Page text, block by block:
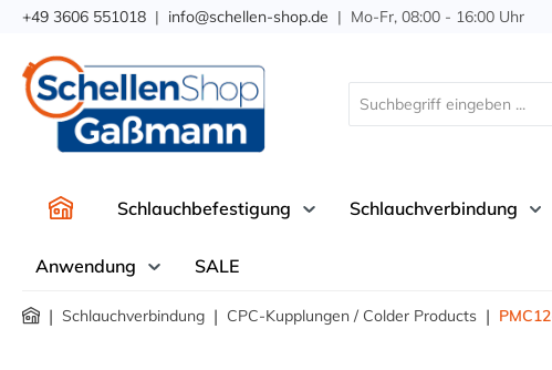
Zur Hauptnavigation springen
+49 3606 551018 | info@schellen-shop.de | Mo-Fr, 08:00 - 16:00 Uhr
Schlauchbefestigung Schlauchverbindung
Anwendung SALE
| Schlauchverbindung | CPC-Kupplungen / Colder Products |